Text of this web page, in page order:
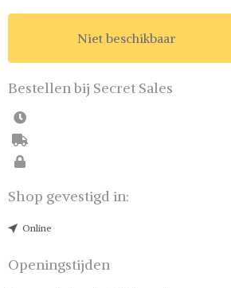
Niet beschikbaar
Bestellen bij Secret Sales
Shop gevestigd in:
Online
Openingstijden